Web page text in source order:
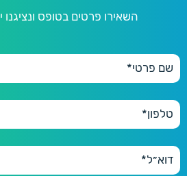
השאירו פרטים בטופס